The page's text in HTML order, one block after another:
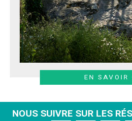
EN SAVOIR
NOUS SUIVRE SUR LES